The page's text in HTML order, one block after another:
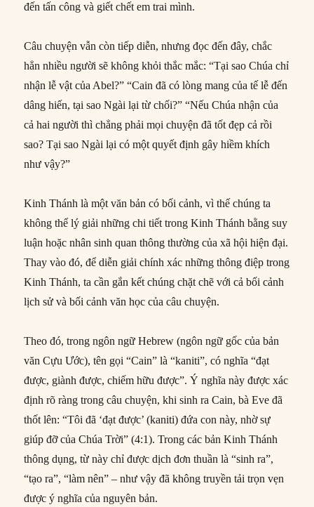
đến tấn công và giết chết em trai mình.
Câu chuyện vẫn còn tiếp diễn, nhưng đọc đến đây, chắc
hẳn nhiều người sẽ không khỏi thắc mắc: “Tại sao Chúa chỉ
nhận lễ vật của Abel?” “Cain đã có lòng mang của tế lễ đến
dâng hiến, tại sao Ngài lại từ chối?” “Nếu Chúa nhận của
cả hai người thì chẳng phải mọi chuyện đã tốt đẹp cả rồi
sao? Tại sao Ngài lại có một quyết định gây hiềm khích
như vậy?”
Kinh Thánh là một văn bản có bối cảnh, vì thế chúng ta
không thể lý giải những chi tiết trong Kinh Thánh bằng suy
luận hoặc nhân sinh quan thông thường của xã hội hiện đại.
Thay vào đó, để diễn giải chính xác những thông điệp trong
Kinh Thánh, ta cần gắn kết chúng chặt chẽ với cả bối cảnh
lịch sử và bối cảnh văn học của câu chuyện.
Theo đó, trong ngôn ngữ Hebrew (ngôn ngữ gốc của bản
văn Cựu Ước), tên gọi “Cain” là “kaniti”, có nghĩa “đạt
được, giành được, chiếm hữu được”. Ý nghĩa này được xác
định rõ ràng trong câu chuyện, khi sinh ra Cain, bà Eve đã
thốt lên: “Tôi đã ‘đạt được’ (kaniti) đứa con này, nhờ sự
giúp đỡ của Chúa Trời” (4:1). Trong các bản Kinh Thánh
thông dụng, từ này chỉ được dịch đơn thuần là “sinh ra”,
“tạo ra”, “làm nên” – như vậy đã không truyền tải trọn vẹn
được ý nghĩa của nguyên bản.